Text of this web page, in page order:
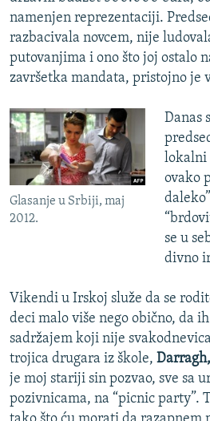
namenjen reprezentaciji.
razbacivala novcem, nije
putovanjima i ono što joj ostalo
završetka mandata, pristojno je
Glasanje u Srbiji, maj
2012.
Danas
lokalni
ovako
se u
divno
Vikendi u Irskoj služe da se
deci malo više nego obično, da
sadržajem koji nije
trojica drugara iz škole,
je moj stariji sin pozvao, sve sa
pozivnicama, na “picnic party”.